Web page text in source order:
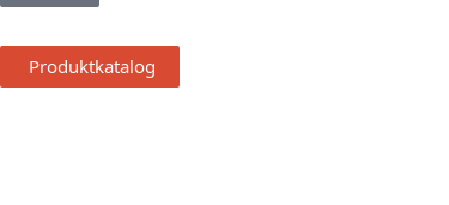
Produktkatalog